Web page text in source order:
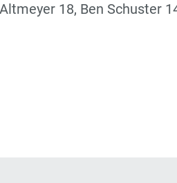
18, Ben Schuster